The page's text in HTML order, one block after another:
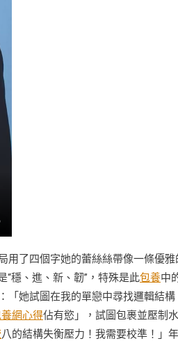
用了四個字她的蕾絲絲帶像一條優雅
“穩、進、新、韌”，特殊是此包養中
「她試圖在我的單戀中尋找邏輯結構
網心得佔有慾」，試圖包裹並壓制
八的結構失衡壓力！我需要校準！」年